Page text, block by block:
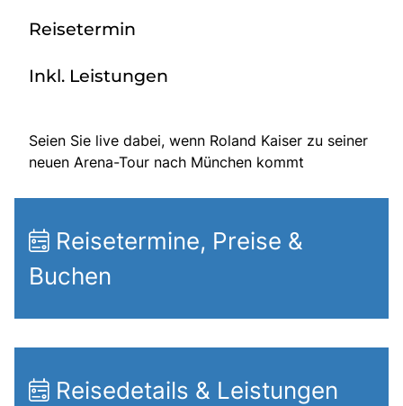
Heimatland ändern:
Reisetermin
Inkl. Leistungen
Seien Sie live dabei, wenn Roland Kaiser zu seiner
neuen Arena-Tour nach München kommt
Reisetermine, Preise &
Buchen
Reisedetails & Leistungen